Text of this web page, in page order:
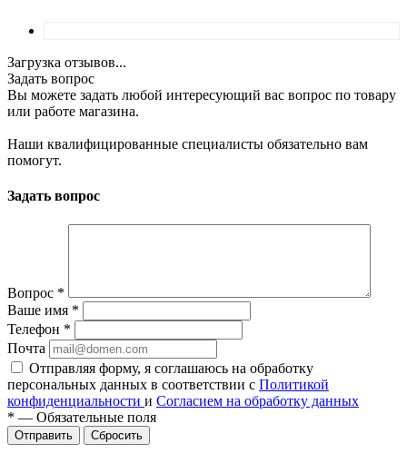
Загрузка отзывов...
Задать вопрос
Вы можете задать любой интересующий вас вопрос по товару
или работе магазина.
Наши квалифицированные специалисты обязательно вам
помогут.
Задать вопрос
Вопрос *
Ваше имя *
Телефон *
Почта
Отправляя форму, я соглашаюсь на обработку
персональных данных в соответствии с Политикой
конфиденциальности и Согласием на обработку данных
* — Обязательные поля
Сбросить